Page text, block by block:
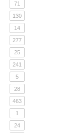
71
130
14
277
25
241
5
28
463
1
24